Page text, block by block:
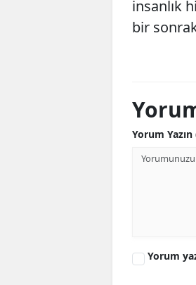
insanlık
bir
Yorum
Yorum